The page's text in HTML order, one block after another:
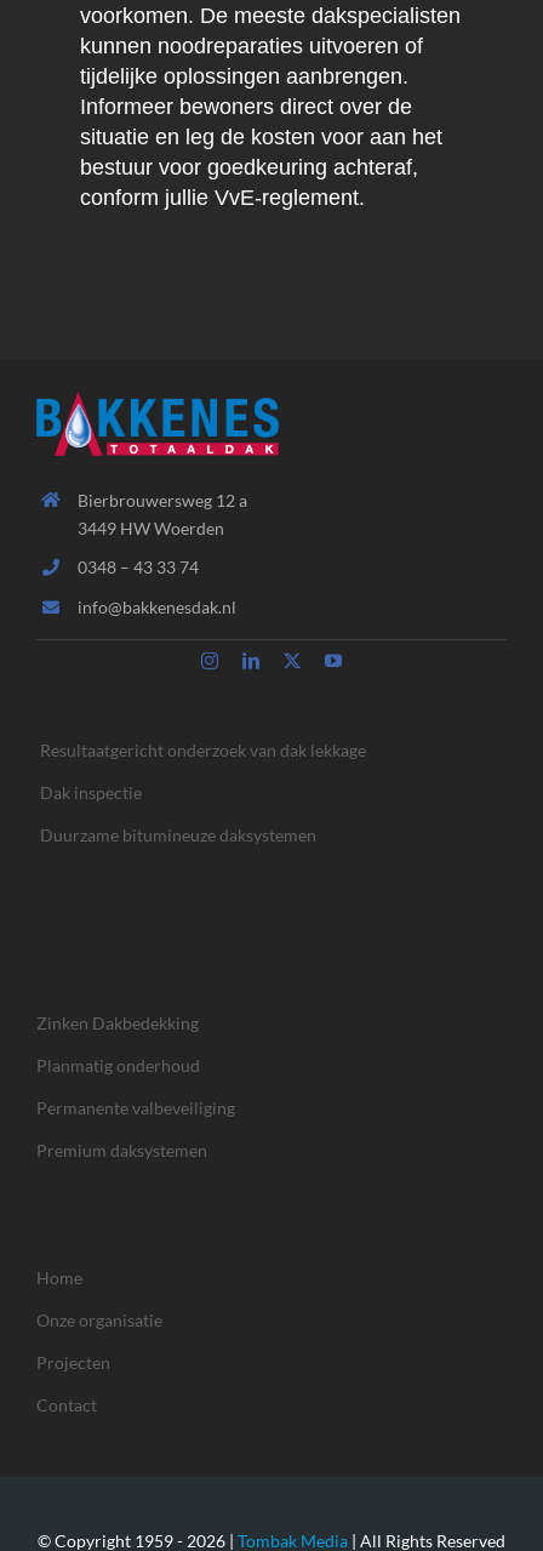
voorkomen. De meeste dakspecialisten
kunnen noodreparaties uitvoeren of
tijdelijke oplossingen aanbrengen.
Informeer bewoners direct over de
situatie en leg de kosten voor aan het
bestuur voor goedkeuring achteraf,
conform jullie VvE-reglement.
Bierbrouwersweg 12 a
3449 HW Woerden
0348 – 43 33 74
info@bakkenesdak.nl
Resultaatgericht onderzoek van dak lekkage
Dak inspectie
Duurzame bitumineuze daksystemen
Zinken Dakbedekking
Planmatig onderhoud
Permanente valbeveiliging
Premium daksystemen
Home
Onze organisatie
Projecten
Contact
© Copyright 1959 - 2026 | Tombak Media | All Rights Reserved